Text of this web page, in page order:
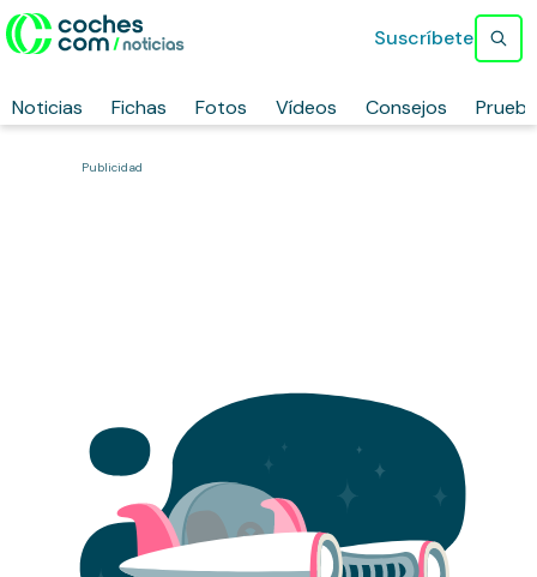
Noticias Fichas Fotos Vídeos Consejos
Suscríbete
Publicidad